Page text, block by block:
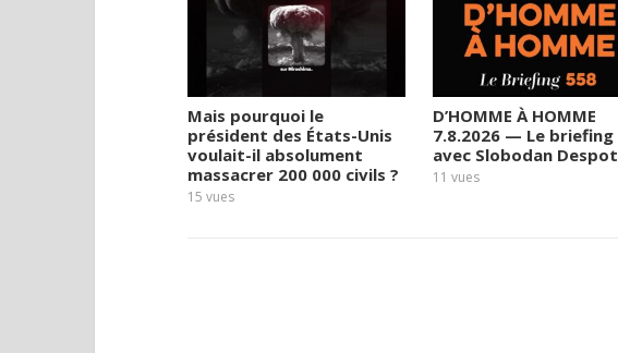
Mais pourquoi le
président des États-Unis
voulait-il absolument
massacrer 200 000 civils ?
15 vues
D’HOMME À HOMME
7.8.2026 — Le briefing
avec Slobodan Despot
11 vues